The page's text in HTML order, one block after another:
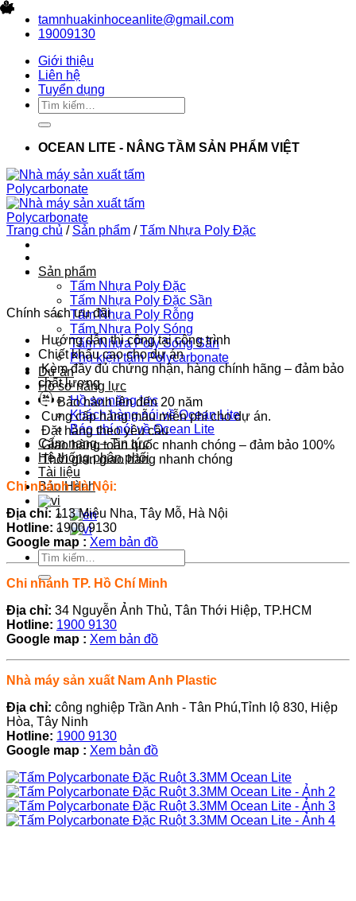
Bỏ
qua
dung
tamnhuakinhoceanlite@gmail.com
19009130
Giới thiệu
Liên hệ
Tuyển dụng
Tìm
kiếm:
OCEAN LITE - NÂNG TẦM SẢN PHẨM VIỆT
Sản phẩm
Tấm Nhựa Poly Đặc
Tấm Nhựa Poly Đặc Sần
Tấm Nhựa Poly Rỗng
Tấm Nhựa Poly Sóng
Tấm Nhựa Poly Sóng Sần
Phụ kiện tấm Polycarbonate
Dự án
Hồ sơ năng lực
Hồ sơ năng lực
Khách hàng nói về Ocean Lite
Báo chí nói về Ocean Lite
Cẩm nang – Tin tức
Hệ thống phân phối
Tài liệu
Bảo Hành
Tìm
kiếm:
Trang chủ / Sản phẩm / Tấm Nhựa Poly Đặc
Chính sách ưu đãi
Hướng dẫn thi công tại công trình
Chiết khấu cao cho dự án
Kèm đầy đủ chứng nhận, hàng chính hãng – đảm bảo
chất lượng
Bảo hành lên đến 20 năm
Cung cấp hàng mẫu miễn phí cho dự án.
Đặt hàng theo yêu cầu
Giao hàng toàn quốc nhanh chóng – đảm bảo 100%
Thời gian giao hàng nhanh chóng
Chi nhánh Hà Nội:
Địa chỉ: 113 Miêu Nha, Tây Mỗ, Hà Nội
Hotline: 1900 9130
Google map : Xem bản đồ
Chi nhánh TP. Hồ Chí Minh
Địa chỉ: 34 Nguyễn Ảnh Thủ, Tân Thới Hiệp, TP.HCM
Hotline: 1900 9130
Google map : Xem bản đồ
Nhà máy sản xuất Nam Anh Plastic
Địa chỉ: công nghiệp Trần Anh - Tân Phú,Tỉnh lộ 830, Hiệp
Hòa, Tây Ninh
Hotline: 1900 9130
Google map : Xem bản đồ